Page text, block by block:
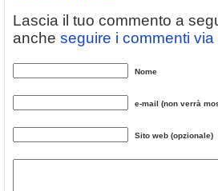
Lascia il tuo commento a
anche seguire i commenti via
Nome
e-mail (non verrà
Sito web (opzionale)